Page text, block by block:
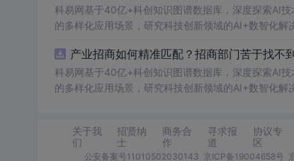
科易网基于40亿+科创知识图谱数据库，深度探索AI
的多样化应用场景，研究科技创新领域的AI+数智化解
产业招商如何精准匹配？招商部门苦于找
科易网基于40亿+科创知识图谱数据库，深度探索AI
的多样化应用场景，研究科技创新领域的AI+数智化解
关于我
们
招贤纳
士
商务合
作
寻求报
道
协议专
区
公安备案号11010502030143 京ICP备19004658号